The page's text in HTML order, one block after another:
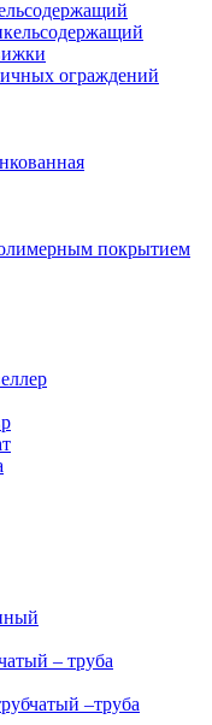
ограждений
покрытием
– труба
–труба